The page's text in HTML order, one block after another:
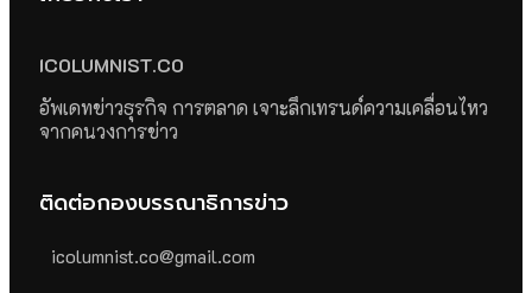
ICOLUMNIST.CO
อัพเดทข่าวธุรกิจ การตลาด เจาะลึกเทรนด์ความเคลื่อนไหว
จากคนวงการข่าว
ติดต่อกองบรรณาธิการข่าว
icolumnist.co@gmail.com